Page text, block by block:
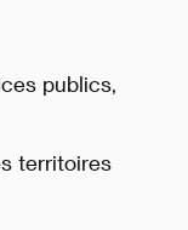
publics,
territoires